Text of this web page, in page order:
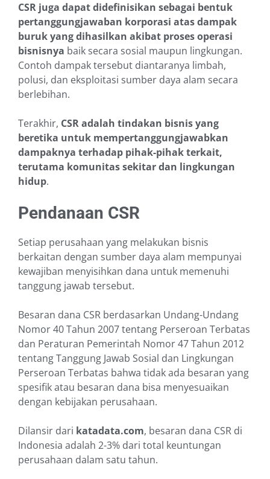
CSR juga dapat didefinisikan sebagai bentuk
pertanggungjawaban korporasi atas dampak
buruk yang dihasilkan akibat proses operasi
bisnisnya baik secara sosial maupun lingkungan.
Contoh dampak tersebut diantaranya limbah,
polusi, dan eksploitasi sumber daya alam secara
berlebihan.
Terakhir, CSR adalah tindakan bisnis yang
beretika untuk mempertanggungjawabkan
dampaknya terhadap pihak-pihak terkait,
terutama komunitas sekitar dan lingkungan
hidup.
Pendanaan CSR
Setiap perusahaan yang melakukan bisnis
berkaitan dengan sumber daya alam mempunyai
kewajiban menyisihkan dana untuk memenuhi
tanggung jawab tersebut.
Besaran dana CSR berdasarkan Undang-Undang
Nomor 40 Tahun 2007 tentang Perseroan Terbatas
dan Peraturan Pemerintah Nomor 47 Tahun 2012
tentang Tanggung Jawab Sosial dan Lingkungan
Perseroan Terbatas bahwa tidak ada besaran yang
spesifik atau besaran dana bisa menyesuaikan
dengan kebijakan perusahaan.
Dilansir dari katadata.com, besaran dana CSR di
Indonesia adalah 2-3% dari total keuntungan
perusahaan dalam satu tahun.